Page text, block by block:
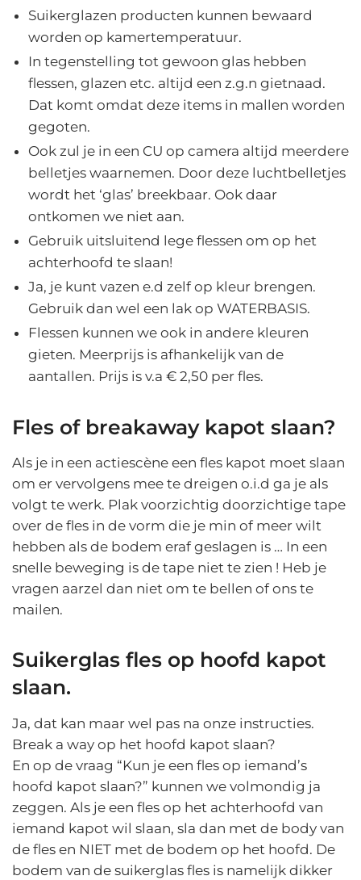
Suikerglazen producten kunnen bewaard
worden op kamertemperatuur.
In tegenstelling tot gewoon glas hebben
flessen, glazen etc. altijd een z.g.n gietnaad.
Dat komt omdat deze items in mallen worden
gegoten.
Ook zul je in een CU op camera altijd meerdere
belletjes waarnemen. Door deze luchtbelletjes
wordt het ‘glas’ breekbaar. Ook daar
ontkomen we niet aan.
Gebruik uitsluitend lege flessen om op het
achterhoofd te slaan!
Ja, je kunt vazen e.d zelf op kleur brengen.
Gebruik dan wel een lak op WATERBASIS.
Flessen kunnen we ook in andere kleuren
gieten. Meerprijs is afhankelijk van de
aantallen. Prijs is v.a € 2,50 per fles.
Fles of breakaway kapot slaan?
Als je in een actiescène een fles kapot moet slaan
om er vervolgens mee te dreigen o.i.d ga je als
volgt te werk. Plak voorzichtig doorzichtige tape
over de fles in de vorm die je min of meer wilt
hebben als de bodem eraf geslagen is … In een
snelle beweging is de tape niet te zien ! Heb je
vragen aarzel dan niet om te bellen of ons te
mailen.
Suikerglas fles op hoofd kapot
slaan.
Ja, dat kan maar wel pas na onze instructies.
Break a way op het hoofd kapot slaan?
En op de vraag “Kun je een fles op iemand’s
hoofd kapot slaan?” kunnen we volmondig ja
zeggen. Als je een fles op het achterhoofd van
iemand kapot wil slaan, sla dan met de body van
de fles en NIET met de bodem op het hoofd. De
bodem van de suikerglas fles is namelijk dikker